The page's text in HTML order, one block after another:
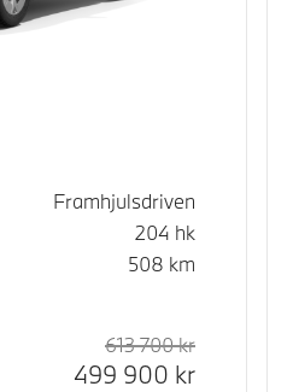
Framhjulsdriven
204 hk
508 km
Rek. ord pris
613 700krKontantpris
499 900 kr